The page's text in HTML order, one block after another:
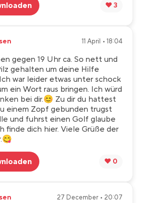
❤️ 3
11 April • 18:04
gegen 19 Uhr ca. So nett und
gehalten um deine Hilfe
war leider etwas unter schock
ein Wort raus bringen. Ich würd
bei dir.😊 Zu dir du hattest
einem Zopf gebunden trugst
und fuhrst einen Golf glaube
finde dich hier. Viele Grüße der
❤️ 0
27 December • 20:07